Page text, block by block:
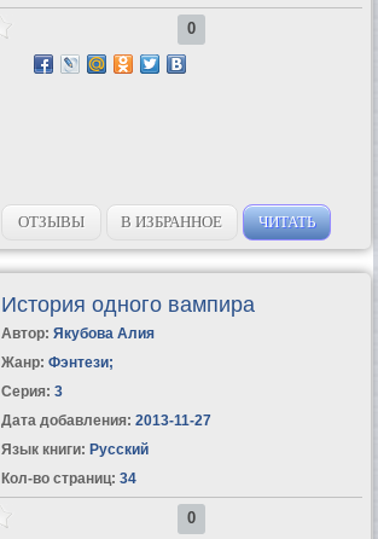
0
ОТЗЫВЫ В ИЗБРАННОЕ ЧИТАТЬ
История одного вампира
Автор: Якубова Алия
Жанр: Фэнтези;
Серия: 3
Дата добавления: 2013-11-27
Язык книги: Русский
Кол-во страниц: 34
0